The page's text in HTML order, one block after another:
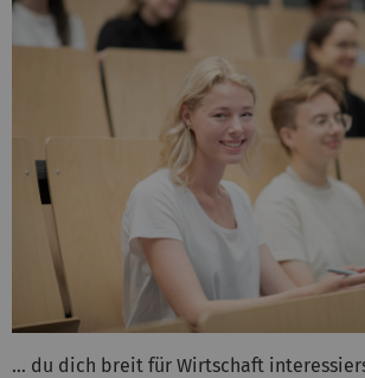
… du dich breit für Wirtschaft